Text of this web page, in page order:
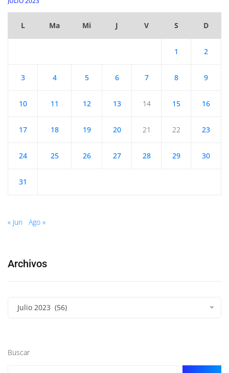
L Ma Mi J V S D
1 2
3 4 5 6 7 8 9
10 11 12 13 14 15 16
17 18 19 20 21 22 23
24 25 26 27 28 29 30
31
« Jun Ago »
Archivos
Julio 2023 (56)
Buscar